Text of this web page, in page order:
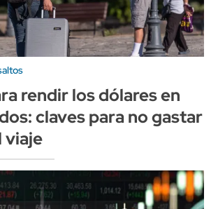
rendir los dólares en
claves para no gastar
viaje